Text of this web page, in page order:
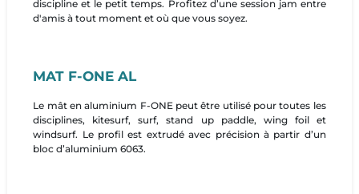
discipline et le petit temps. Profitez d’une session jam entre
d'amis à tout moment et où que vous soyez.
MAT F-ONE AL
Le mât en aluminium F-ONE peut être utilisé pour toutes les
disciplines, kitesurf, surf, stand up paddle, wing foil et
windsurf. Le profil est extrudé avec précision à partir d’un
bloc d’aluminium 6063.